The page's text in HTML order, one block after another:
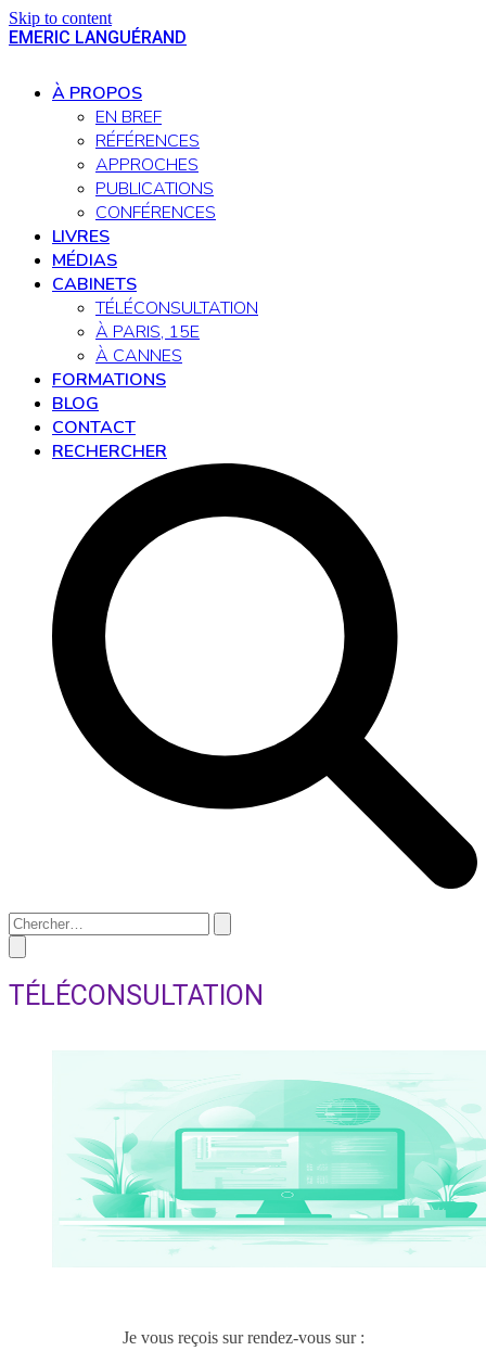
Skip to content
EMERIC LANGUÉRAND
menu
menu
À PROPOS
EN BREF
RÉFÉRENCES
APPROCHES
PUBLICATIONS
CONFÉRENCES
LIVRES
MÉDIAS
CABINETS
TÉLÉCONSULTATION
À PARIS, 15E
À CANNES
FORMATIONS
BLOG
CONTACT
RECHERCHER
Search
Close
search
TÉLÉCONSULTATION
Je vous reçois sur rendez-vous sur :